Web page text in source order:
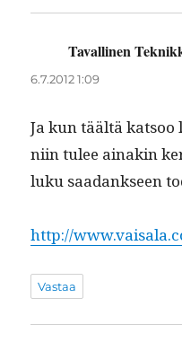
Tavallinen
6.7.2012 1:09
Ja kun täältä
niin tulee ainakin
luku saadankseen
http://
Vastaa